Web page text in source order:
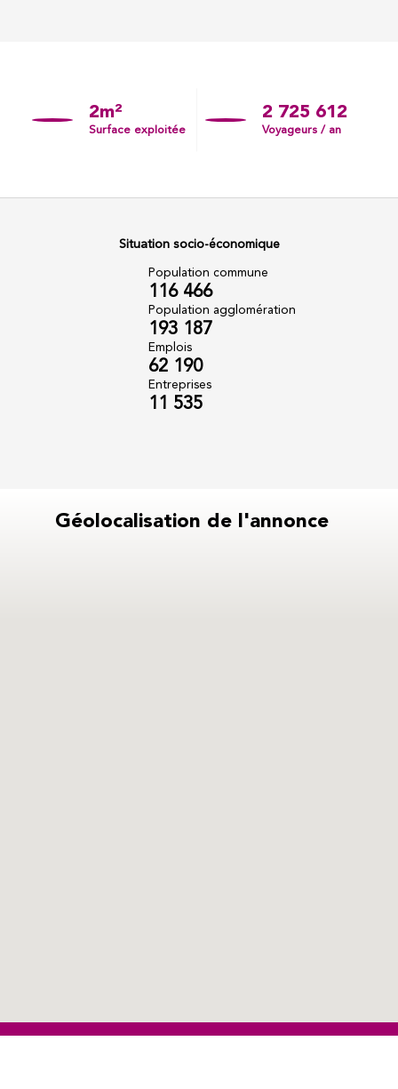
2m²
Surface exploitée
2 725 612
Voyageurs / an
Situation socio-économique
Population commune
116 466
Population agglomération
193 187
Emplois
62 190
Entreprises
11 535
Géolocalisation de l'annonce